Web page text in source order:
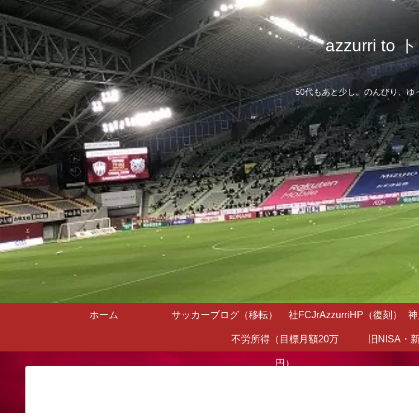
azzurri to
50代もあと少し。のんびり、ゆ
ホーム サッカーブログ（移転） 社FCJrAzzurriHP（復刻）
不労所得（目標月額20万
円）
旧NISA・